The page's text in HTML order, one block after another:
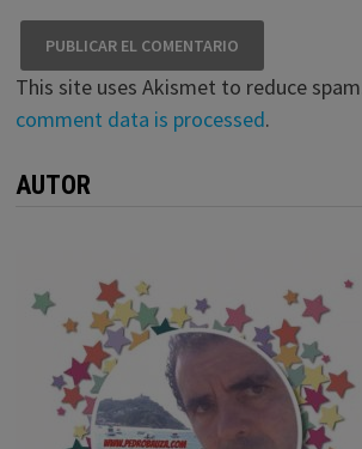
This site uses Akismet to reduce
comment data is processed.
AUTOR